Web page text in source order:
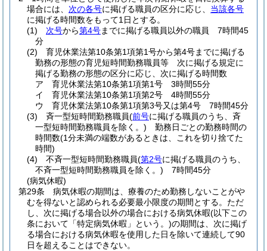
場合には、 次の各号に掲げる職員の区分に応じ、 当該各号
に掲げる時間数をもって1日とする。
(1)
次号から第4号までに掲げる職員以外の職員 7時間45
分
(2)
育児休業法第10条第1項第1号から第4号までに掲げる
勤務の形態の育児短時間勤務職員等 次に掲げる規定に
掲げる勤務の形態の区分に応じ、次に掲げる時間数
ア
育児休業法第10条第1項第1号 3時間55分
イ
育児休業法第10条第1項第2号 4時間55分
ウ
育児休業法第10条第1項第3号又は第4号 7時間45分
(3)
斉一型短時間勤務職員(前号に掲げる職員のうち、斉
一型短時間勤務職員を除く。) 勤務日ごとの勤務時間の
時間数(1分未満の端数があるときは、これを切り捨てた
時間)
(4)
不斉一型短時間勤務職員(第2号に掲げる職員のうち、
不斉一型短時間勤務職員を除く。) 7時間45分
(病気休暇)
第29条
病気休暇の期間は、療養のため勤務しないことがや
むを得ないと認められる必要最小限度の期間とする。 ただ
し、次に掲げる場合以外の場合における病気休暇(以下この
条において「特定病気休暇」という。)の期間は、次に掲げ
る場合における病気休暇を使用した日を除いて連続して90
日を超えることはできない。